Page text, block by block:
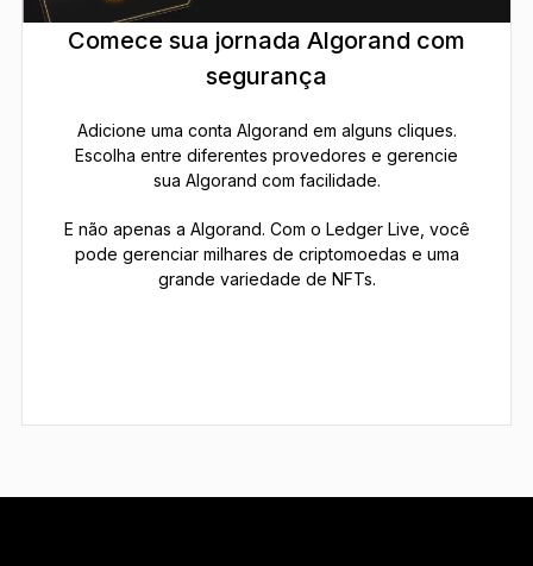
Comece sua jornada Algorand com
segurança
Adicione uma conta Algorand em alguns cliques.
Escolha entre diferentes provedores e gerencie
sua Algorand com facilidade.
E não apenas a Algorand. Com o Ledger Live, você
pode gerenciar milhares de criptomoedas e uma
grande variedade de NFTs.